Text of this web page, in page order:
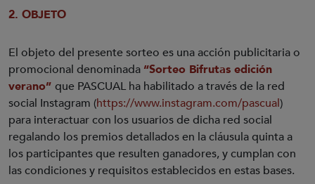
2. OBJETO
El objeto del presente sorteo es una acción publicitaria o
promocional denominada “Sorteo Bifrutas edición
verano” que PASCUAL ha habilitado a través de la red
social Instagram (https://www.instagram.com/pascual)
para interactuar con los usuarios de dicha red social
regalando los premios detallados en la cláusula quinta a
los participantes que resulten ganadores, y cumplan con
las condiciones y requisitos establecidos en estas bases.